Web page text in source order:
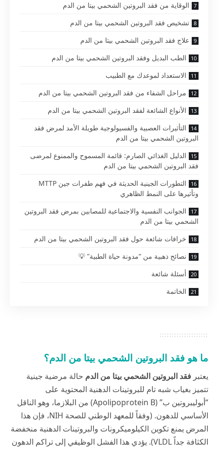
الوقاية من فقد البروتين الشحمي بيتا من الدم
تشخيص فقد البروتين الشحمي بيتا من الدم
علاج فقد البروتين الشحمي بيتا من الدم
الطب البديل وفقد البروتين الشحمي بيتا من الدم
الاستعداد لموعدك مع الطبيب
مراحل الشفاء من فقد البروتين الشحمي بيتا من الدم
الأنواع الشائعة لفقد البروتين الشحمي بيتا من الدم
التأثيرات العصبية والفسيولوجية طويلة الأمد لمرض فقد
البروتين الشحمي بيتا من الدم
الدليل الغذائي الصارم: قائمة المسموح والممنوع لمرضى
فقد البروتين الشحمي بيتا من الدم
التطورات الجينية الحديثة في فهم طفرات جين MTTP
وتأثيرها على النمط الظاهري
الجوانب النفسية والاجتماعية للمصابين بمرض فقد البروتين
الشحمي بيتا من الدم
خرافات شائعة حول فقد البروتين الشحمي بيتا من الدم
نصائح ذهبية من “مدونة حياة الطبية” 💡
أسئلة شائعة
الخاتمة
ما هو فقد البروتين الشحمي بيتا من الدم؟
يعتبر فقد البروتين الشحمي بيتا من الدم حالة مرضية جينية
تتميز بغياب شبه تام للبروتينات الدهنية المحتوية على
“أبوليبروتين ب” (Apolipoprotein B) من البلازما، وهو الناقل
الأساسي للدهون. (وفقاً للمعهد الوطني للصحة NIH، فإن هذا
المرض يمنع تكوين الكيلوميكرونات والبروتينات الدهنية منخفضة
الكثافة جداً VLDL). يؤدي هذا الفشل الوظيفي إلى تراكم الدهون